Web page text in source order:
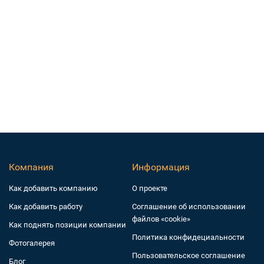
Компания
Как добавить компанию
Как добавить работу
Как поднять позиции компании
Фотогалерея
Блог
Информация
О проекте
Соглашение об использовании
файлов «cookie»
Политика конфидециальности
Пользовательское соглашение